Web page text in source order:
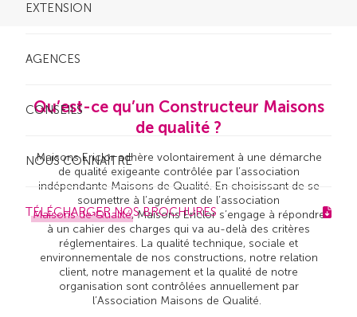
EXTENSION
AGENCES
CONSEILS
NOUS CONNAÎTRE
TÉLÉCHARGER NOS BROCHURES
Qu’est-ce qu’un Constructeur Maisons
de qualité ?
Maisons Ericlor adhère volontairement à une démarche
de qualité exigeante contrôlée par l’association
indépendante Maisons de Qualité. En choisissant de se
soumettre à l’agrément de l’association
Maisons de Qualité, Maisons Ericlor s’engage à répondre
à un cahier des charges qui va au-delà des critères
réglementaires. La qualité technique, sociale et
environnementale de nos constructions, notre relation
client, notre management et la qualité de notre
organisation sont contrôlées annuellement par
l’Association Maisons de Qualité.